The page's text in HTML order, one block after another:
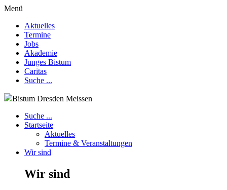
Menü
Aktuelles
Termine
Jobs
Akademie
Junges Bistum
Caritas
Suche ...
Bistum Dresden Meissen
Suche ...
Startseite
Aktuelles
Termine & Veranstaltungen
Wir sind
Wir sind